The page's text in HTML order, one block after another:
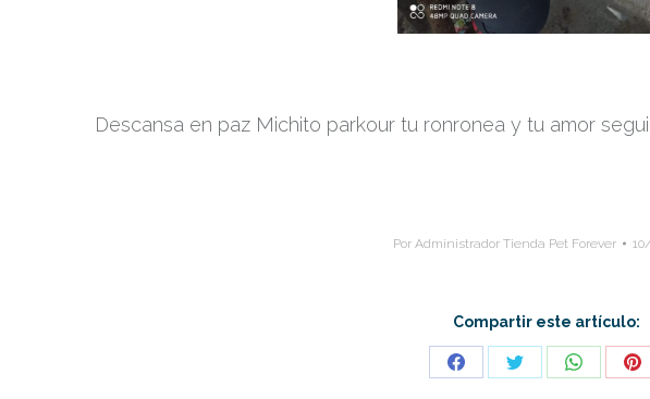
Descansa en paz Michito parkour tu ronronea y tu amor
Por Administrador Tienda Pet Forever
Compartir este artículo:
Share
Share
Share